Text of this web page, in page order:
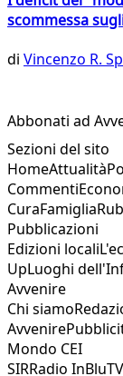
scommessa
di Vincenzo R.
Abbonati ad
Sezioni del sito
HomeAttualità
Commenti
CuraFamiglia
Pubblicazioni
Edizioni locali
UpLuoghi
Avvenire
Chi siamo
Avvenire
Mondo CEI
SIRRadio InBlu